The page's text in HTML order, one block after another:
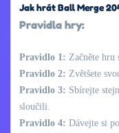
Jak hrát Ball Merge
Pravidla hry:
Pravidlo 1: Začněte hru
Pravidlo 2: Zvětšete
Pravidlo 3: Sbírejte
sloučili.
Pravidlo 4: Dávejte si